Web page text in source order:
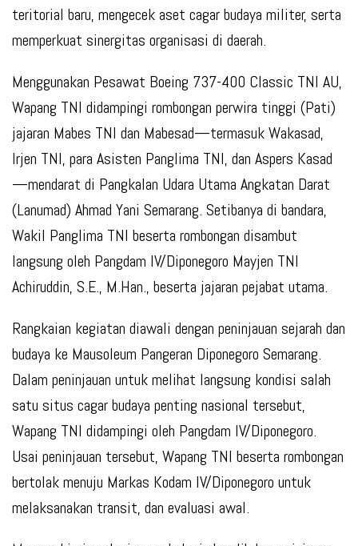
teritorial baru, mengecek aset cagar budaya militer, serta
memperkuat sinergitas organisasi di daerah.
Menggunakan Pesawat Boeing 737-400 Classic TNI AU,
Wapang TNI didampingi rombongan perwira tinggi (Pati)
jajaran Mabes TNI dan Mabesad—termasuk Wakasad,
Irjen TNI, para Asisten Panglima TNI, dan Aspers Kasad
—mendarat di Pangkalan Udara Utama Angkatan Darat
(Lanumad) Ahmad Yani Semarang. Setibanya di bandara,
Wakil Panglima TNI beserta rombongan disambut
langsung oleh Pangdam IV/Diponegoro Mayjen TNI
Achiruddin, S.E., M.Han., beserta jajaran pejabat utama.
Rangkaian kegiatan diawali dengan peninjauan sejarah dan
budaya ke Mausoleum Pangeran Diponegoro Semarang.
Dalam peninjauan untuk melihat langsung kondisi salah
satu situs cagar budaya penting nasional tersebut,
Wapang TNI didampingi oleh Pangdam IV/Diponegoro.
Usai peninjauan tersebut, Wapang TNI beserta rombongan
bertolak menuju Markas Kodam IV/Diponegoro untuk
melaksanakan transit, dan evaluasi awal.